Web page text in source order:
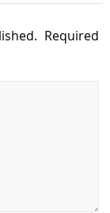
Required